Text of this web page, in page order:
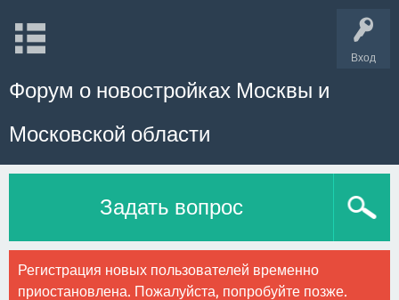
Вход
Форум о новостройках Москвы и
Московской области
Задать вопрос
Регистрация новых пользователей временно
приостановлена. Пожалуйста, попробуйте позже.